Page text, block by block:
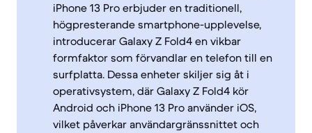
iPhone 13 Pro erbjuder en traditionell,
högpresterande smartphone-upplevelse,
introducerar Galaxy Z Fold4 en vikbar
formfaktor som förvandlar en telefon till en
surfplatta. Dessa enheter skiljer sig åt i
operativsystem, där Galaxy Z Fold4 kör
Android och iPhone 13 Pro använder iOS,
vilket påverkar användargränssnittet och